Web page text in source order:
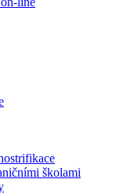
školami